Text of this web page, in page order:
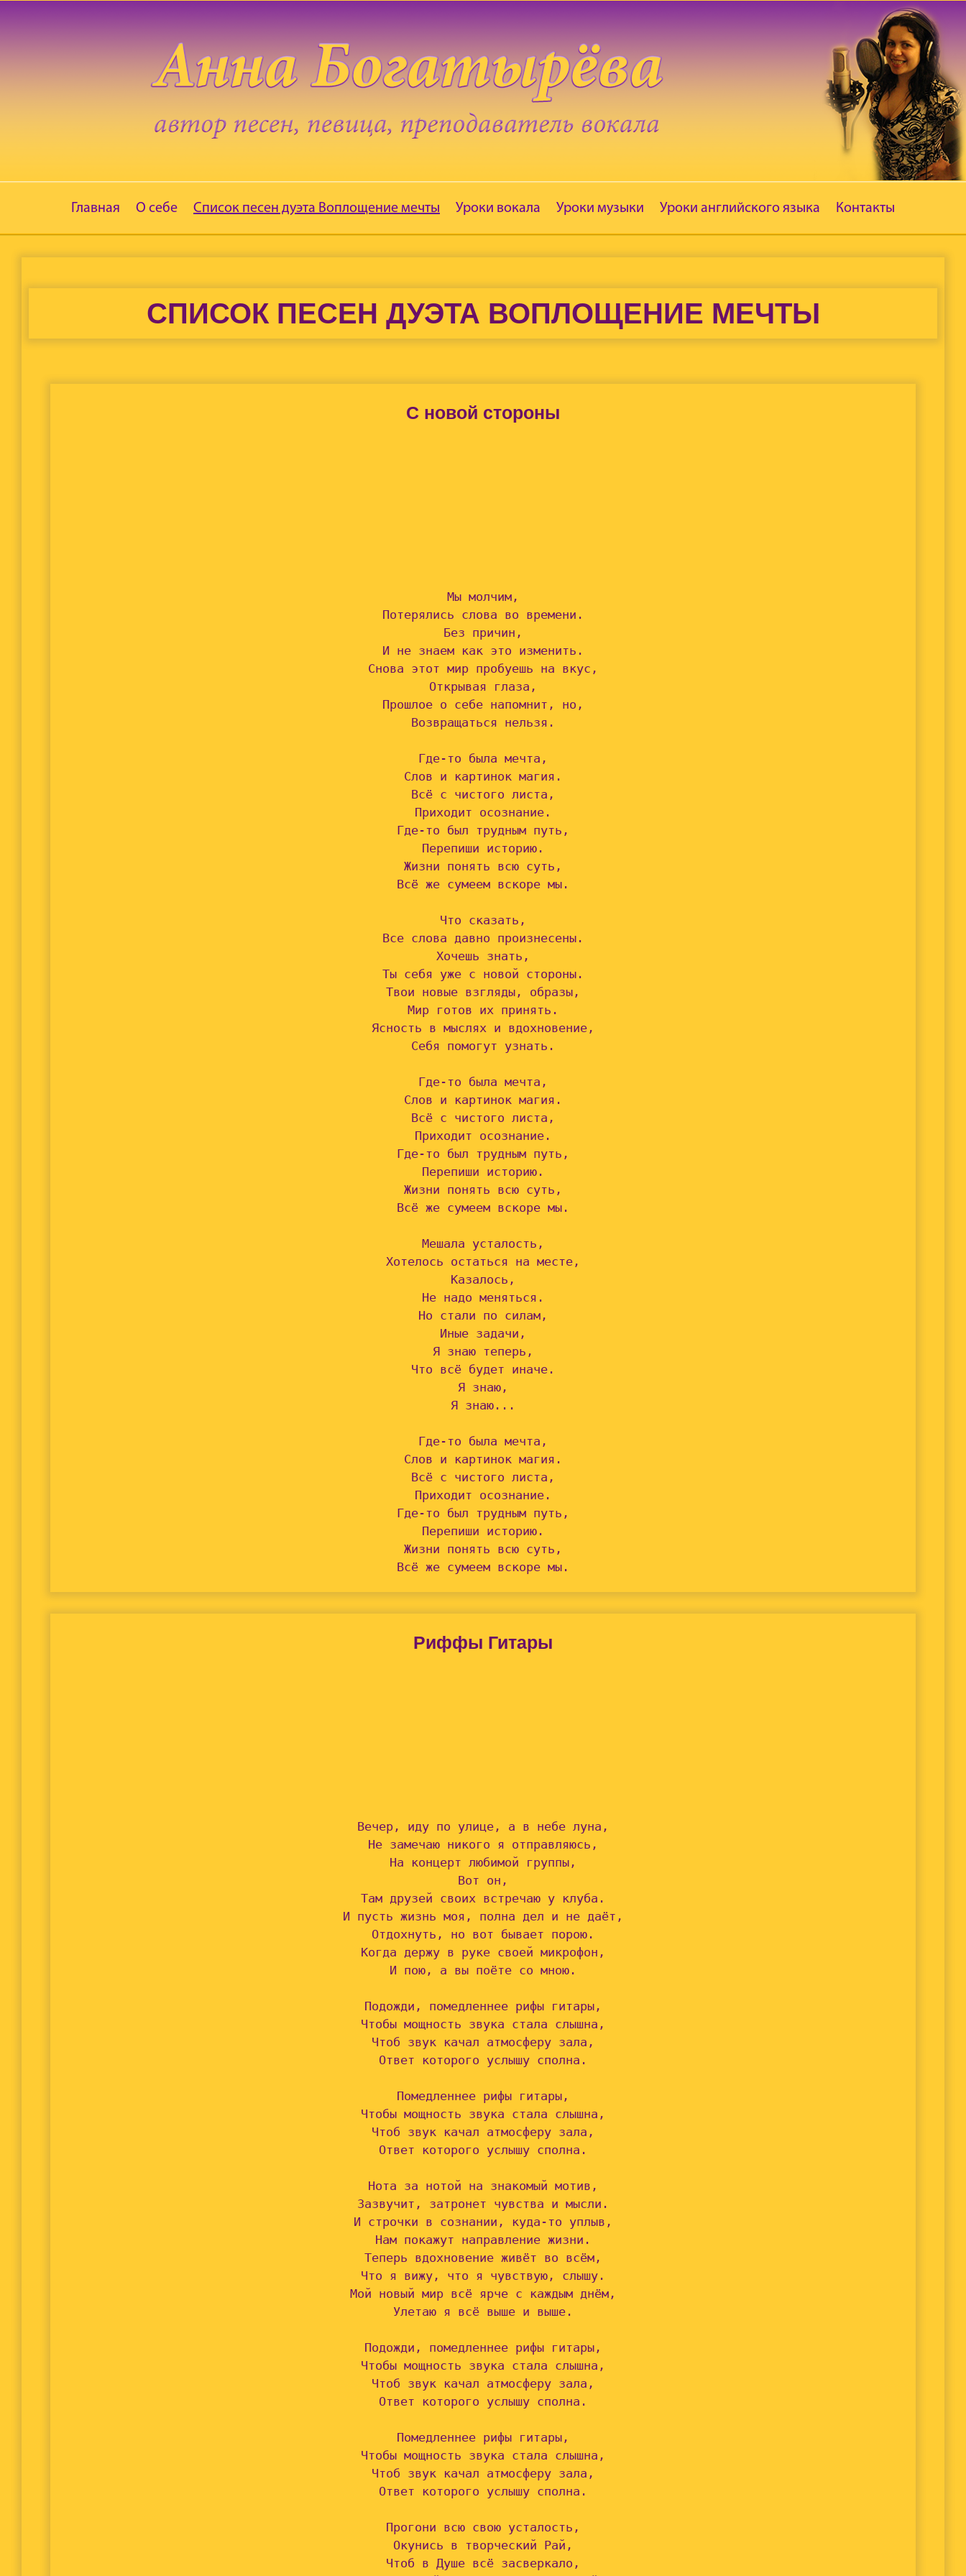
Главная О себе Список песен дуэта Воплощение мечты Уроки вокала Уроки музыки Уроки английского языка Контакты
СПИСОК ПЕСЕН ДУЭТА ВОПЛОЩЕНИЕ МЕЧТЫ
С новой стороны
Мы молчим,
Потерялись слова во времени.
Без причин,
И не знаем как это изменить.
Снова этот мир пробуешь на вкус,
Открывая глаза,
Прошлое о себе напомнит, но,
Возвращаться нельзя.
Где-то была мечта,
Слов и картинок магия.
Всё с чистого листа,
Приходит осознание.
Где-то был трудным путь,
Перепиши историю.
Жизни понять всю суть,
Всё же сумеем вскоре мы.
Что сказать,
Все слова давно произнесены.
Хочешь знать,
Ты себя уже с новой стороны.
Твои новые взгляды, образы,
Мир готов их принять.
Ясность в мыслях и вдохновение,
Себя помогут узнать.
Где-то была мечта,
Слов и картинок магия.
Всё с чистого листа,
Приходит осознание.
Где-то был трудным путь,
Перепиши историю.
Жизни понять всю суть,
Всё же сумеем вскоре мы.
Мешала усталость,
Хотелось остаться на месте,
Казалось,
Не надо меняться.
Но стали по силам,
Иные задачи,
Я знаю теперь,
Что всё будет иначе.
Я знаю,
Я знаю...
Где-то была мечта,
Слов и картинок магия.
Всё с чистого листа,
Приходит осознание.
Где-то был трудным путь,
Перепиши историю.
Жизни понять всю суть,
Всё же сумеем вскоре мы.
Риффы Гитары
Вечер, иду по улице, а в небе луна,
Не замечаю никого я отправляюсь,
На концерт любимой группы,
Вот он,
Там друзей своих встречаю у клуба.
И пусть жизнь моя, полна дел и не даёт,
Отдохнуть, но вот бывает порою.
Когда держу в руке своей микрофон,
И пою, а вы поёте со мною.
Подожди, помедленнее рифы гитары,
Чтобы мощность звука стала слышна,
Чтоб звук качал атмосферу зала,
Ответ которого услышу сполна.
Помедленнее рифы гитары,
Чтобы мощность звука стала слышна,
Чтоб звук качал атмосферу зала,
Ответ которого услышу сполна.
Нота за нотой на знакомый мотив,
Зазвучит, затронет чувства и мысли.
И строчки в сознании, куда-то уплыв,
Нам покажут направление жизни.
Теперь вдохновение живёт во всём,
Что я вижу, что я чувствую, слышу.
Мой новый мир всё ярче с каждым днём,
Улетаю я всё выше и выше.
Подожди, помедленнее рифы гитары,
Чтобы мощность звука стала слышна,
Чтоб звук качал атмосферу зала,
Ответ которого услышу сполна.
Помедленнее рифы гитары,
Чтобы мощность звука стала слышна,
Чтоб звук качал атмосферу зала,
Ответ которого услышу сполна.
Прогони всю свою усталость,
Окунись в творческий Рай,
Чтоб в Душе всё засверкало,